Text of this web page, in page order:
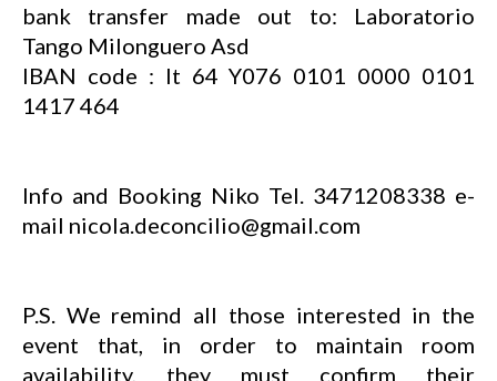
bank transfer made out to: Laboratorio
Tango Milonguero Asd
IBAN code : It 64 Y076 0101 0000 0101
1417 464
Info and Booking Niko Tel. 3471208338 e-
mail nicola.deconcilio@gmail.com
P.S. We remind all those interested in the
event that, in order to maintain room
availability, they must confirm their